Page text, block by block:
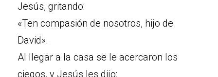
Jesús, gritando:
«Ten compasión de nosotros, hijo de
David».
Al llegar a la casa se le acercaron los
ciegos, y Jesús les dijo: